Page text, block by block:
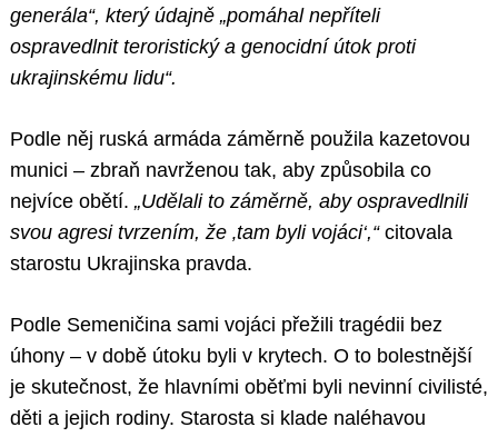
generála“, který údajně „pomáhal nepříteli
ospravedlnit teroristický a genocidní útok proti
ukrajinskému lidu“.
Podle něj ruská armáda záměrně použila kazetovou
munici – zbraň navrženou tak, aby způsobila co
nejvíce obětí. „Udělali to záměrně, aby ospravedlnili
svou agresi tvrzením, že ‚tam byli vojáci‘,“ citovala
starostu Ukrajinska pravda.
Podle Semeničina sami vojáci přežili tragédii bez
úhony – v době útoku byli v krytech. O to bolestnější
je skutečnost, že hlavními oběťmi byli nevinní civilisté,
děti a jejich rodiny. Starosta si klade naléhavou